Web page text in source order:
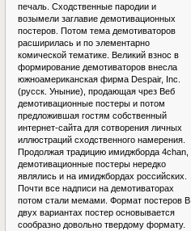
печаль. Сходственные пародии и
возымели заглавие демотивационных
постеров. Потом тема демотиваторов
расширилась и по элементарно
комической тематике. Великий взнос в
формирование демотиваторов внесла
южноамериканская фирма Despair, Inc.
(русск. Уныние), продающая чрез Веб
демотивационные постеры и потом
предложившая гостям собственный
интернет-сайта для сотворения личных
иллюстраций сходственного намерения.
Продолжая традицию имиджборда 4chan,
демотивационные постеры нередко
являлись и на имиджбордах российских.
Почти все надписи на демотиваторах
потом стали мемами. Формат постеров В
двух вариантах постер основывается
сообразно довольно твердому формату.